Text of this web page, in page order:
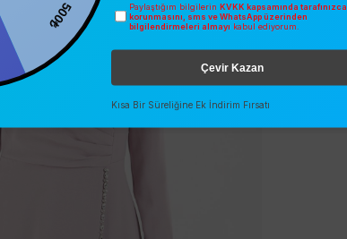
Paylaştığım bilgilerin KVKK kapsamında tarafınızca
korunmasını, sms ve WhatsApp üzerinden
bilgilendirmeleri almayı kabul ediyorum.
Çevir Kazan
Kısa Bir Süreliğine Ek İndirim Fırsatı